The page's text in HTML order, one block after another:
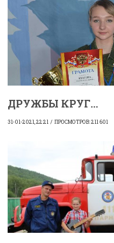
ДРУЖБЫ КРУГ...
31-01-2021, 22:21 ПРОСМОТРОВ: 211 601